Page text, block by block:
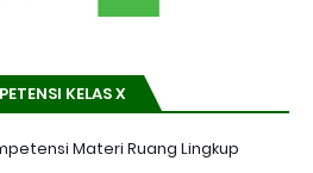
KELAS X
Materi Ruang Lingkup